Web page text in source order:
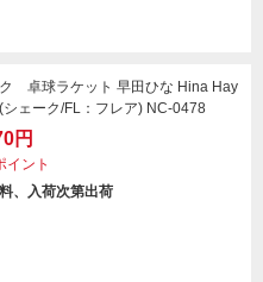
卓球ラケット 早田ひな Hina Hay
ェーク/FL：フレア) NC-0478
円
イント
、入荷次第出荷